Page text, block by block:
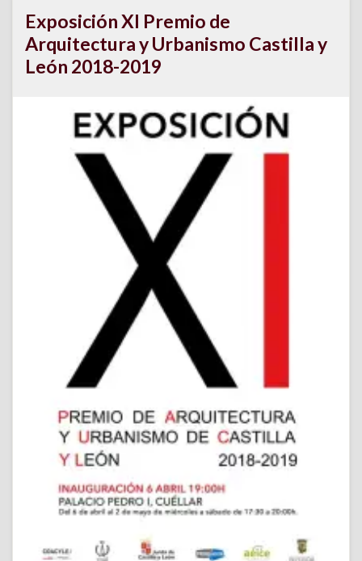
Exposición XI Premio de
Arquitectura y Urbanismo Castilla y
León 2018-2019